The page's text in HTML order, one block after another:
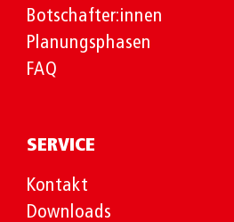
Botschafter:innen
Planungsphasen
FAQ
SERVICE
Kontakt
Downloads